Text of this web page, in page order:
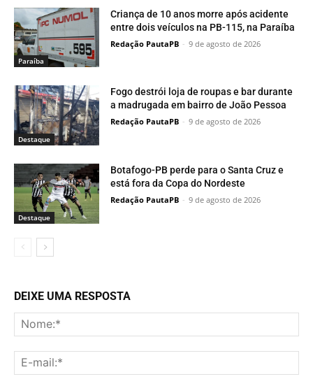
Paraí­ba
Criança de 10 anos morre após acidente
entre dois veículos na PB-115, na Paraíba
Redação PautaPB - 9 de agosto de 2026
Destaque
Fogo destrói loja de roupas e bar durante
a madrugada em bairro de João Pessoa
Redação PautaPB - 9 de agosto de 2026
Destaque
Botafogo-PB perde para o Santa Cruz e
está fora da Copa do Nordeste
Redação PautaPB - 9 de agosto de 2026
DEIXE UMA RESPOSTA